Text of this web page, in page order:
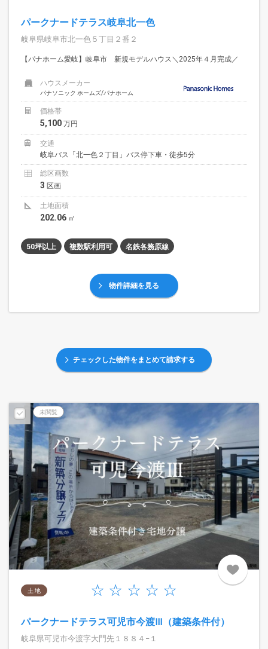
パークナードテラス岐阜北一色
岐阜県岐阜市北一色５丁目２番２
【パナホーム愛岐】岐阜市 新規モデルハウス＼2025年４月完成／
ハウスメーカー
パナソニック ホームズ/パナホーム
価格帯
5,100 万円
交通
岐阜バス「北一色２丁目」バス停下車・徒歩5分
総区画数
3 区画
土地面積
202.06 ㎡
50坪以上 複数駅利用可 名鉄各務原線
物件詳細を見る
チェックした物件をまとめて請求する
未閲覧
土 地
パークナードテラス可児市今渡Ⅲ（建築条件付）
岐阜県可児市今渡字大門先１８８４−１